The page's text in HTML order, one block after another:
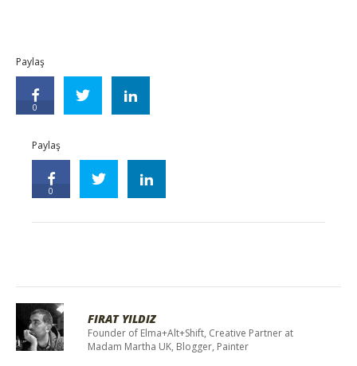
Paylaş
0
Paylaş
0
FIRAT YILDIZ
Founder of Elma+Alt+Shift, Creative Partner at
Madam Martha UK, Blogger, Painter